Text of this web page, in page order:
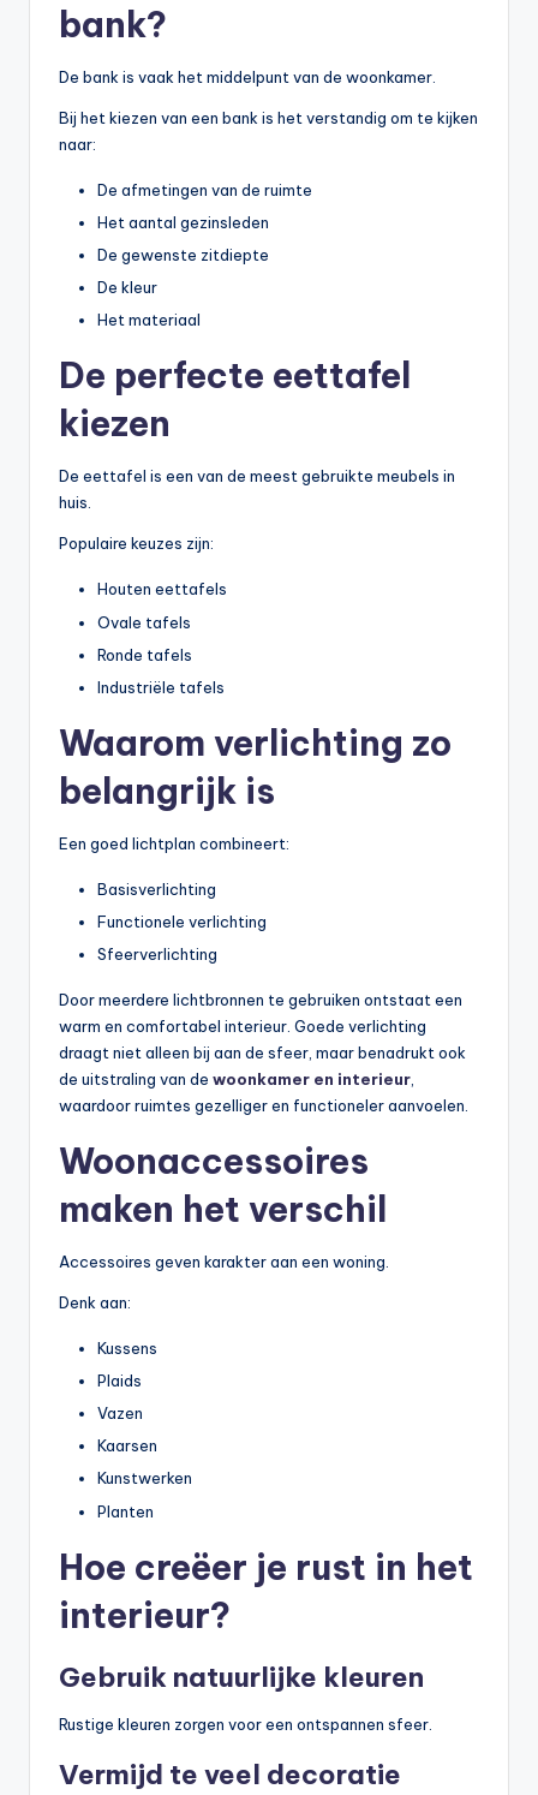
bank?
De bank is vaak het middelpunt van de woonkamer.
Bij het kiezen van een bank is het verstandig om te kijken
naar:
De afmetingen van de ruimte
Het aantal gezinsleden
De gewenste zitdiepte
De kleur
Het materiaal
De perfecte eettafel
kiezen
De eettafel is een van de meest gebruikte meubels in
huis.
Populaire keuzes zijn:
Houten eettafels
Ovale tafels
Ronde tafels
Industriële tafels
Waarom verlichting zo
belangrijk is
Een goed lichtplan combineert:
Basisverlichting
Functionele verlichting
Sfeerverlichting
Door meerdere lichtbronnen te gebruiken ontstaat een
warm en comfortabel interieur. Goede verlichting
draagt niet alleen bij aan de sfeer, maar benadrukt ook
de uitstraling van de woonkamer en interieur
waardoor ruimtes gezelliger en functioneler aanvoelen.
Woonaccessoires
maken het verschil
Accessoires geven karakter aan een woning.
Denk aan:
Kussens
Plaids
Vazen
Kaarsen
Kunstwerken
Planten
Hoe creëer je rust in het
interieur?
Gebruik natuurlijke kleuren
Rustige kleuren zorgen voor een ontspannen sfeer.
Vermijd te veel decoratie